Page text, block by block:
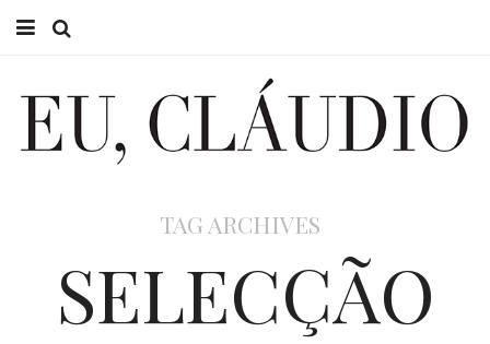
EU CLÁUDIO
EU, PAI
TAG ARCHIVES
SELECÇÃO